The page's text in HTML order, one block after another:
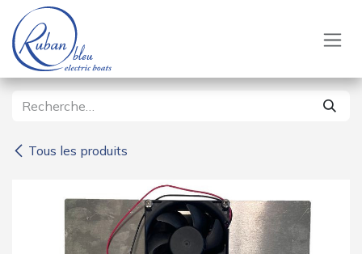
Se rendre au contenu
Tous les produits